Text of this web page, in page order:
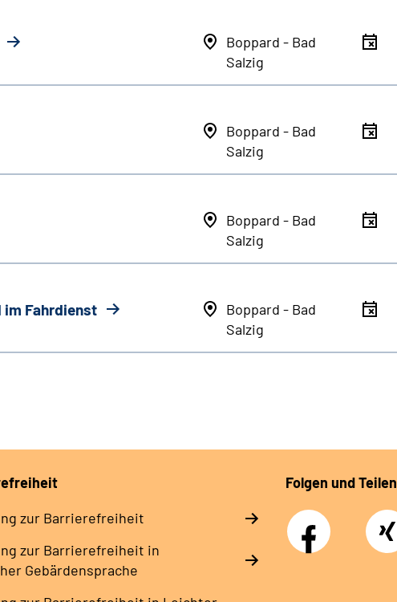
Boppard - Bad
Salzig
Boppard - Bad
Salzig
Boppard - Bad
Salzig
im Fahrdienst
Boppard - Bad
Salzig
zur Barrierefreiheit
zur Barrierefreiheit in
Gebärdensprache
Folgen und Teilen
Facebook Xing